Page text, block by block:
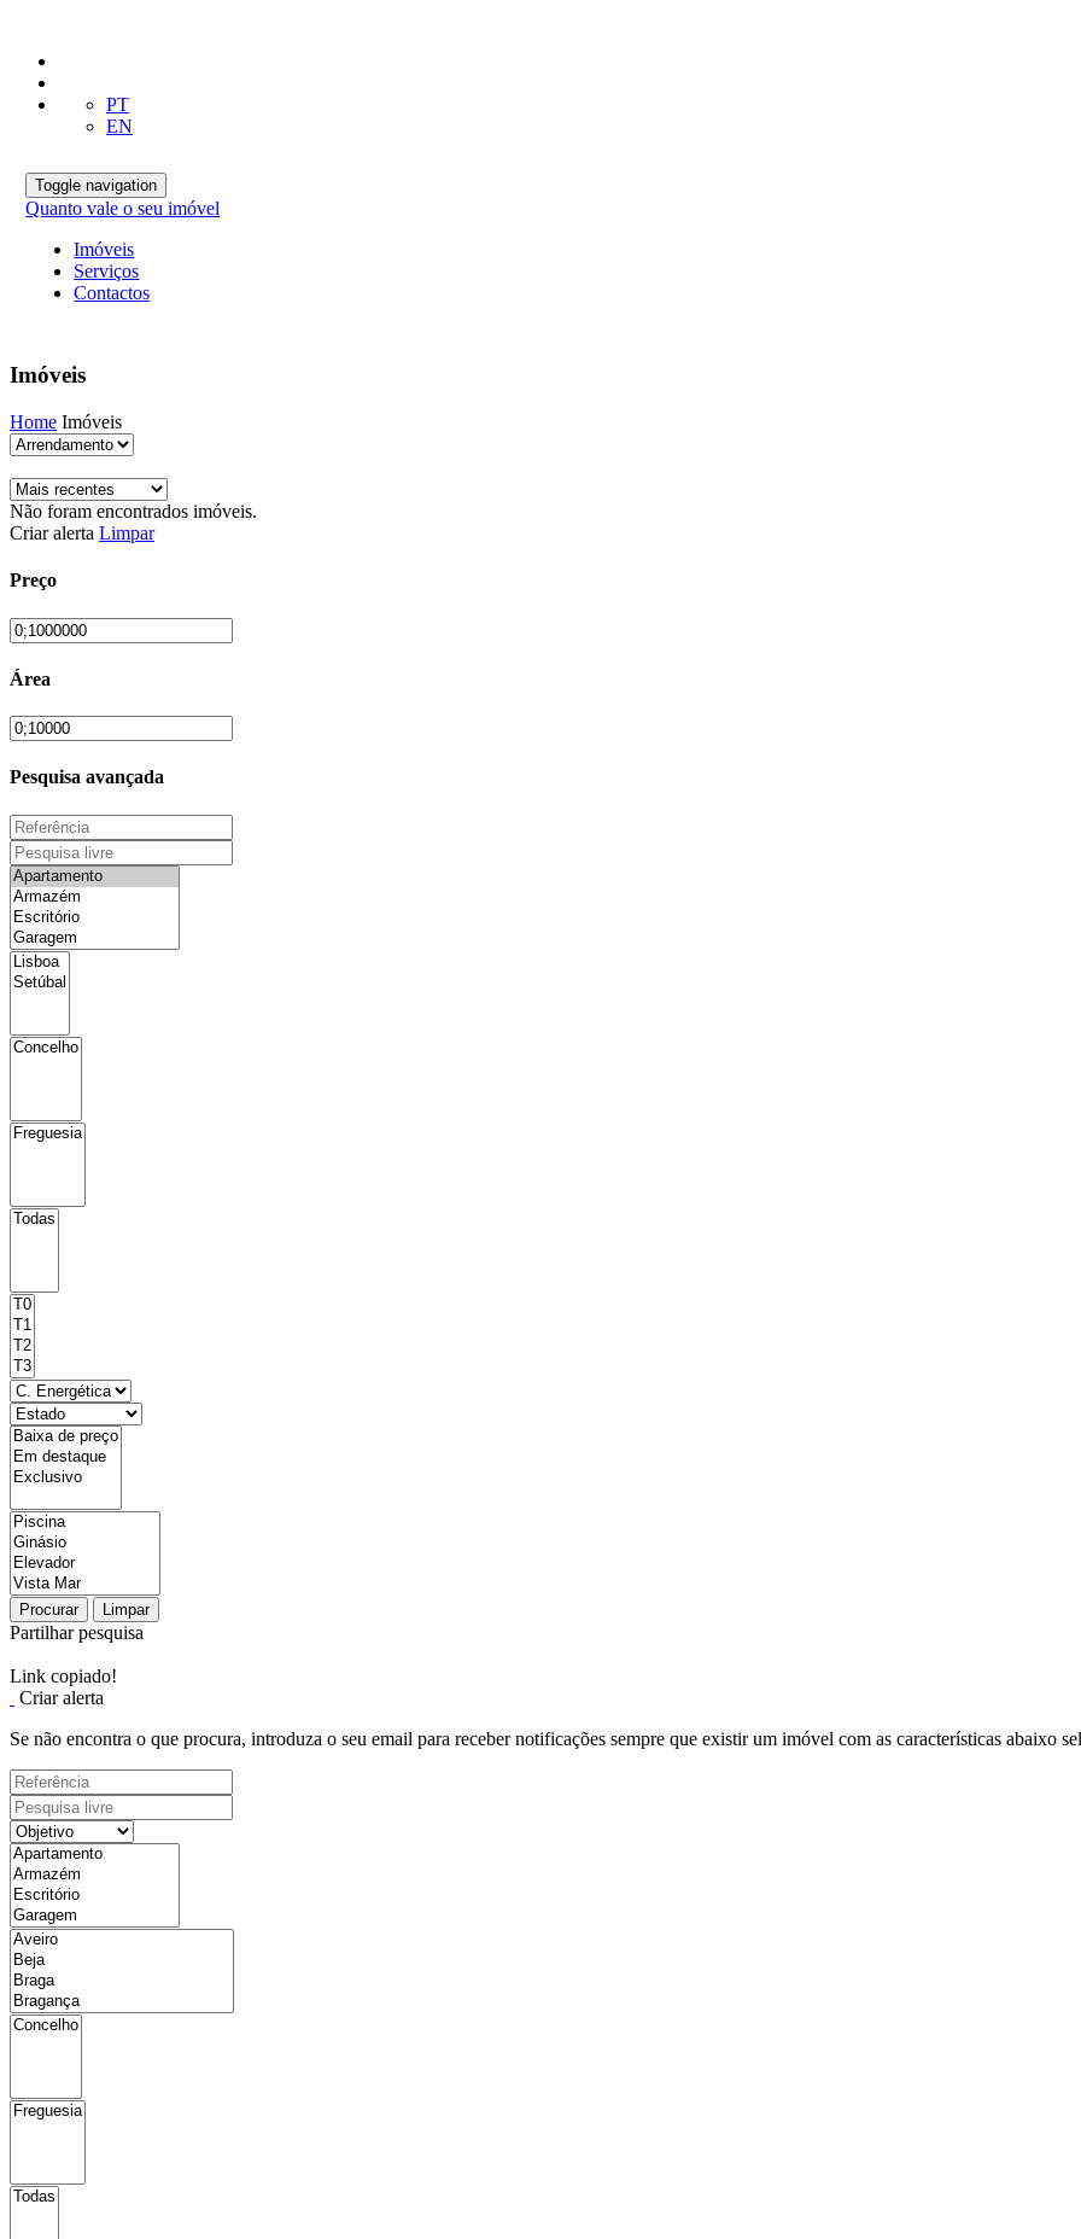
PT
EN
Toggle navigation
Quanto vale o seu imóvel
Imóveis
Serviços
Contactos
Imóveis
Home Imóveis
Não foram encontrados imóveis.
Criar alerta Limpar
Preço
Área
Pesquisa avançada
Procurar Limpar
Partilhar pesquisa
Link copiado!
Criar alerta
Se não encontra o que procura, introduza o seu email para receber notificações sempre que existir um imóvel com as características abaixo